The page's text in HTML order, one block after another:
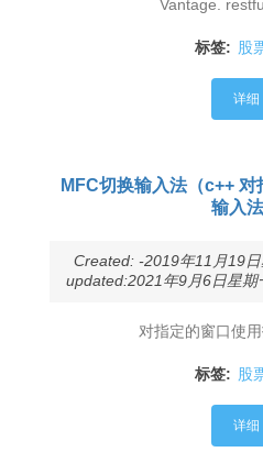
Vantage.
标签: 股
详细
MFC切换输入法（c++
输入法
Created: -2019年11月19
updated:2021年9月6日星
对指定的窗口使
标签: 股
详细